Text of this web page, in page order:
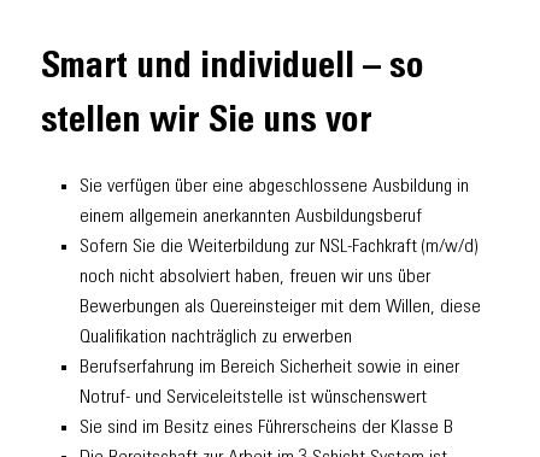
Smart und individuell – so
stellen wir Sie uns vor
Sie verfügen über eine abgeschlossene Ausbildung in
einem allgemein anerkannten Ausbildungsberuf
Sofern Sie die Weiterbildung zur NSL-Fachkraft (m/w/d)
noch nicht absolviert haben, freuen wir uns über
Bewerbungen als Quereinsteiger mit dem Willen, diese
Qualifikation nachträglich zu erwerben
Berufserfahrung im Bereich Sicherheit sowie in einer
Notruf- und Serviceleitstelle ist wünschenswert
Sie sind im Besitz eines Führerscheins der Klasse B